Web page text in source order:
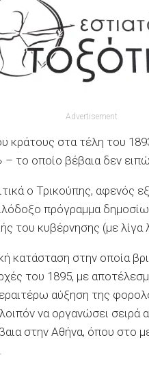
Advertisement
κράτους στα τέλη του
το οποίο βέβαια δεν
ο Τρικούπης, αφενός
πρόγραμμα
του κυβέρνησης (με λίγα
κατάσταση στην οποία
του 1895, με
αύξηση της
να οργανώσει σειρά
στην Αθήνα, όπου στο